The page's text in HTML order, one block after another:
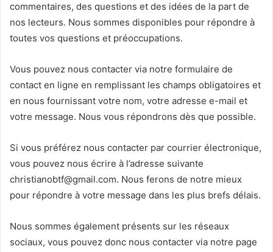
commentaires, des questions et des idées de la part de
nos lecteurs. Nous sommes disponibles pour répondre à
toutes vos questions et préoccupations.
Vous pouvez nous contacter via notre formulaire de
contact en ligne en remplissant les champs obligatoires et
en nous fournissant votre nom, votre adresse e-mail et
votre message. Nous vous répondrons dès que possible.
Si vous préférez nous contacter par courrier électronique,
vous pouvez nous écrire à l’adresse suivante
christianobtf@gmail.com. Nous ferons de notre mieux
pour répondre à votre message dans les plus brefs délais.
Nous sommes également présents sur les réseaux
sociaux, vous pouvez donc nous contacter via notre page